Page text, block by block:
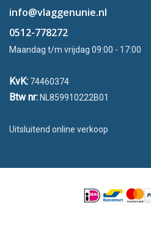
info@vlaggenunie.nl
0512-778272
Maandag t/m vrijdag 09:00 - 17:00
KvK: 74460374
Btw nr: NL859910222B01
Uitsluitend online verkoop